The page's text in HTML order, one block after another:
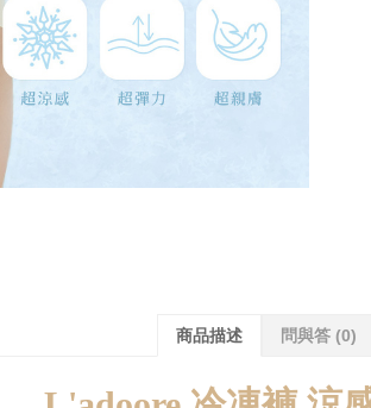
商品描述 問與答 (0)